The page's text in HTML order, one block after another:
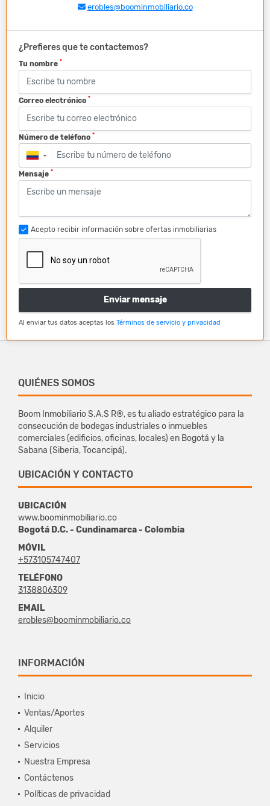
erobles@boominmobiliario.co
¿Prefieres que te contactemos?
Tu nombre *
Correo electrónico *
Número de teléfono *
▼
Mensaje *
Acepto recibir información sobre ofertas inmobiliarias
Enviar mensaje
Al enviar tus datos aceptas los Términos de servicio y privacidad
QUIÉNES SOMOS
Boom Inmobiliario S.A.S R®, es tu aliado estratégico para la
consecución de bodegas industriales o inmuebles
comerciales (edificios, oficinas, locales) en Bogotá y la
Sabana (Siberia, Tocancipá).
UBICACIÓN Y CONTACTO
UBICACIÓN
www.boominmobiliario.co
Bogotá D.C. - Cundinamarca - Colombia
MÓVIL
+573105747407
TELÉFONO
3138806309
EMAIL
erobles@boominmobiliario.co
INFORMACIÓN
Inicio
Ventas/Aportes
Alquiler
Servicios
Nuestra Empresa
Contáctenos
Políticas de privacidad